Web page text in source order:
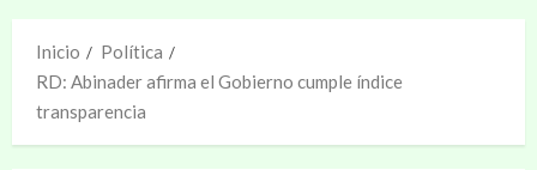
Inicio
Política
RD: Abinader afirma el Gobierno cumple índice
transparencia